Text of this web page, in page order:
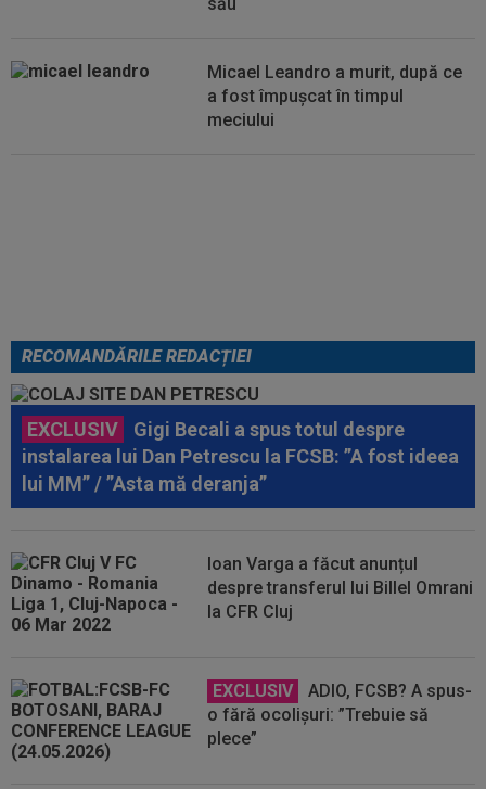
Micael Leandro a murit, după ce
a fost împușcat în timpul
meciului
RECOMANDĂRILE REDACȚIEI
EXCLUSIV
Gigi Becali a spus totul despre
instalarea lui Dan Petrescu la FCSB: ”A fost ideea
lui MM” / ”Asta mă deranja”
Ioan Varga a făcut anunțul
despre transferul lui Billel Omrani
la CFR Cluj
EXCLUSIV
ADIO, FCSB? A spus-
o fără ocolișuri: ”Trebuie să
plece”